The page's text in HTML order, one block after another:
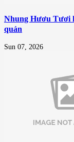
Nhung Hươu Tươi
quản
Sun 07, 2026